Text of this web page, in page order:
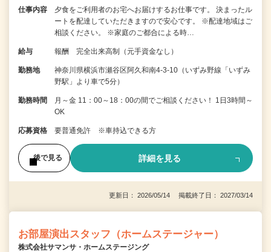
仕事内容
夕食をご利用者のお宅へお届けするお仕事です。 決まったル
ートを配達していただきますので安心です。 ※配達地域はご
相談ください。 ※家庭のご都合による時…
給与 報酬 完全出来高制（元手資金なし）
勤務地
神奈川県横浜市瀬谷区阿久和南4-3-10（いずみ野線「いずみ
野駅」より車で5分）
勤務時間
月～金 11：00～18：00の間でご相談ください！ 1日3時間～
OK
応募資格 要普通免許 ※車持込できる方
後で見る 詳細を見る
更新日： 2026/05/14 掲載終了日： 2027/03/14
お部屋演出スタッフ（ホームステージャー）
株式会社サマンサ・ホームステージング